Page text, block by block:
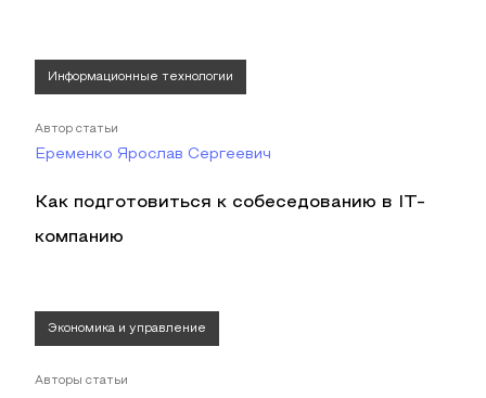
Информационные технологии
Автор статьи
Еременко Ярослав Сергеевич
Как подготовиться к собеседованию в IT-
компанию
Экономика и управление
Авторы статьи